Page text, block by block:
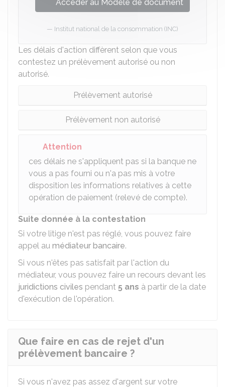
Accéder au Modèle de document
Institut national de la consommation (INC)
Les délais d'action diffèrent selon que vous
contestez un prélèvement autorisé ou non
autorisé.
Prélèvement autorisé
Prélèvement non autorisé
Attention
ces délais ne s'appliquent pas si la banque ne
vous a pas fourni ou n'a pas mis à votre
disposition les informations relatives à cette
opération de paiement (relevé de compte).
Suite donnée à la contestation
Si votre litige n'est pas réglé, vous pouvez faire
appel au médiateur bancaire.
Si vous n'êtes pas satisfait par l'action du
médiateur, vous pouvez faire un recours devant les
juridictions civiles pendant 5 ans à partir de la date
d'exécution de l'opération.
Que faire en cas de rejet d'un
prélèvement bancaire ?
Si vous n'avez pas assez d'argent sur votre